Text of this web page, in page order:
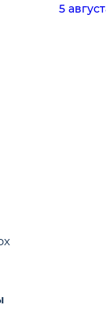
5